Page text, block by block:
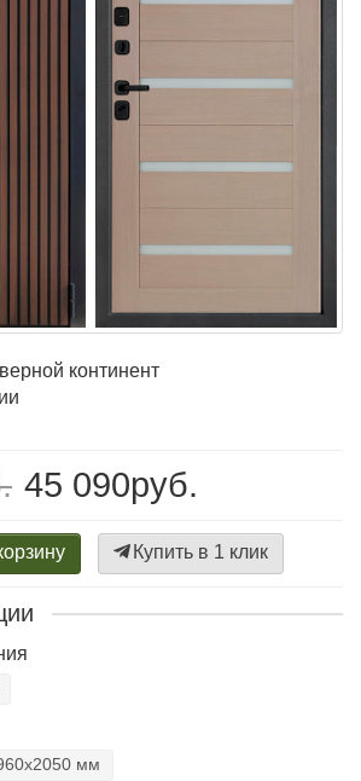
континент
45 090руб.
Купить в 1 клик
мм